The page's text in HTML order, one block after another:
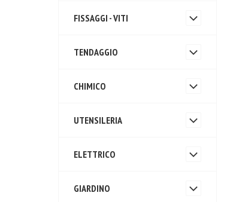
FISSAGGI - VITI
TENDAGGIO
CHIMICO
UTENSILERIA
ELETTRICO
GIARDINO